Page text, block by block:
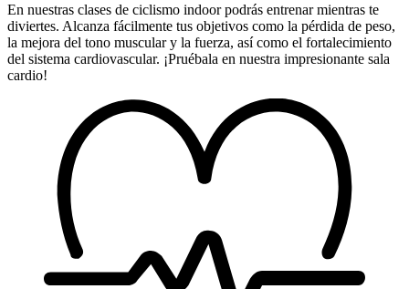
En nuestras clases de ciclismo indoor podrás entrenar mientras te
diviertes. Alcanza fácilmente tus objetivos como la pérdida de peso,
la mejora del tono muscular y la fuerza, así como el fortalecimiento
del sistema cardiovascular. ¡Pruébala en nuestra impresionante sala
cardio!